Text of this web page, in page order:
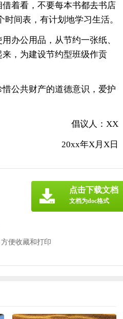
着看，不要每本书都去书店
间表，有计划地学习生活。
办公用品，从节约一张纸、
，为建设节约型班级作贡
公共财产的道德意识，爱护
倡议人：XX
20xx年X月X日
便收藏和打印
点击下载文档
文档为doc格式